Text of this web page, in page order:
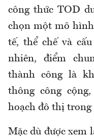
công thức TOD
chọn một mô
tế, thể chế và
nhiên, điểm
thành công là
thông công
hoạch đô thị
Mặc dù được xem